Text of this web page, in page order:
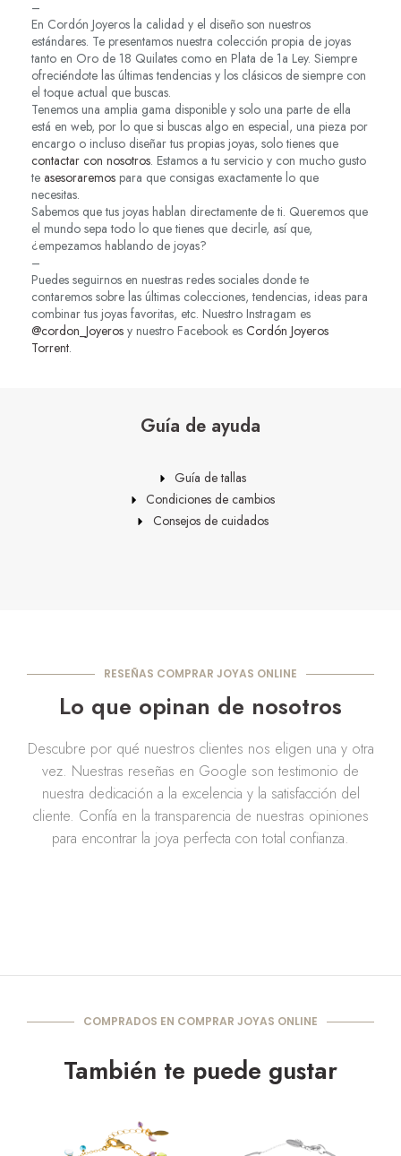
–
En Cordón Joyeros la calidad y el diseño son nuestros
estándares. Te presentamos nuestra colección propia de joyas
tanto en Oro de 18 Quilates como en Plata de 1a Ley. Siempre
ofreciéndote las últimas tendencias y los clásicos de siempre con
el toque actual que buscas.
Tenemos una amplia gama disponible y solo una parte de ella
está en web, por lo que si buscas algo en especial, una pieza por
encargo o incluso diseñar tus propias joyas, solo tienes que
contactar con nosotros. Estamos a tu servicio y con mucho gusto
te asesoraremos para que consigas exactamente lo que
necesitas.
Sabemos que tus joyas hablan directamente de ti. Queremos que
el mundo sepa todo lo que tienes que decirle, así que,
¿empezamos hablando de joyas?
–
Puedes seguirnos en nuestras redes sociales donde te
contaremos sobre las últimas colecciones, tendencias, ideas para
combinar tus joyas favoritas, etc. Nuestro Instragam es
@cordon_Joyeros y nuestro Facebook es Cordón Joyeros
Torrent.
Guía de ayuda
Guía de tallas
Condiciones de cambios
Consejos de cuidados
RESEÑAS COMPRAR JOYAS ONLINE
Lo que opinan de nosotros
Descubre por qué nuestros clientes nos eligen una y otra
vez. Nuestras reseñas en Google son testimonio de
nuestra dedicación a la excelencia y la satisfacción del
cliente. Confía en la transparencia de nuestras opiniones
para encontrar la joya perfecta con total confianza.
COMPRADOS EN COMPRAR JOYAS ONLINE
También te puede gustar